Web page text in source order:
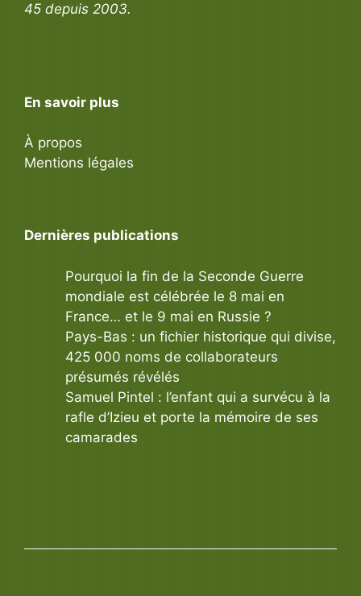
45 depuis 2003.
En savoir plus
À propos
Mentions légales
Dernières publications
Pourquoi la fin de la Seconde Guerre
mondiale est célébrée le 8 mai en
France… et le 9 mai en Russie ?
Pays-Bas : un fichier historique qui divise,
425 000 noms de collaborateurs
présumés révélés
Samuel Pintel : l’enfant qui a survécu à la
rafle d’Izieu et porte la mémoire de ses
camarades